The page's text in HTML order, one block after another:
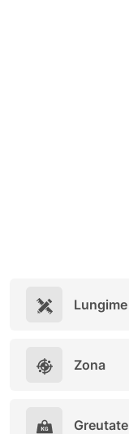
Lungime
Zona
Greutate